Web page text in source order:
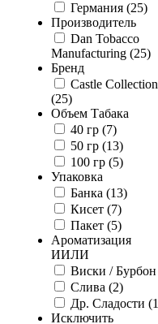
Германия (25)
Производитель
Dan Tobacco
Manufacturing (25)
Бренд
Castle Collection
(25)
Объем Табака
40 гр (7)
50 гр (13)
100 гр (5)
Упаковка
Банка (13)
Кисет (7)
Пакет (5)
Ароматизация
ИИЛИ
Виски / Бурбон
Слива (2)
Др. Сладости
Исключить